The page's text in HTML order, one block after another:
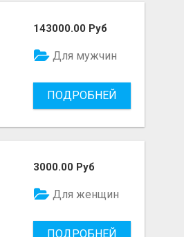
143000.00 Руб
Для мужчин
ПОДРОБНЕЙ
3000.00 Руб
Для женщин
ПОДРОБНЕЙ